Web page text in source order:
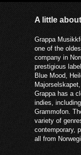
A little
Grappa
one of the
company in
prestigious
Blue Mood,
Grappa has a
indies,
Grammofon.
variety of
contemporary,
all from